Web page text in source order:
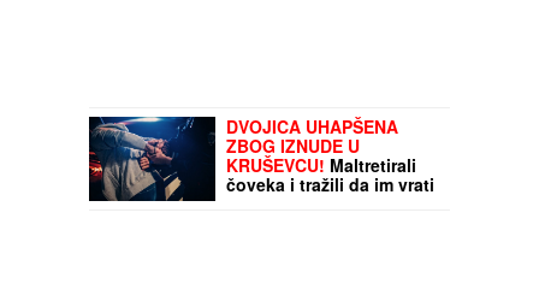
DVOJICA UHAPŠENA
ZBOG IZNUDE U
KRUŠEVCU! Maltretirali
čoveka i tražili da im vrati